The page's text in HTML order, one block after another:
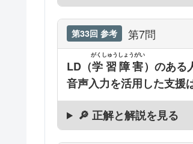
第33回 参考 第7問
LD（学習障害
がくしゅうしょうがい
）のある
音声入力を活用した支援
🔎 正解と解説を見る